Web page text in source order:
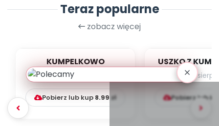
Teraz popularne
zobacz więcej
KUMPELKOWO
czerwiec 2026
Pobierz lub kup 8.99 zł
USZKO Z
lipiec-
Pobierz lub